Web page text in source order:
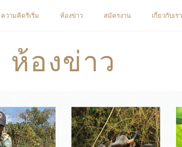
ความคิดริเริ่ม ห้องข่าว สมัครงาน เกี่ยวกับเรา
ห้องข่าว